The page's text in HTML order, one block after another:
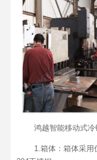
鸿越智能移动式冷
1.箱体：箱体采用